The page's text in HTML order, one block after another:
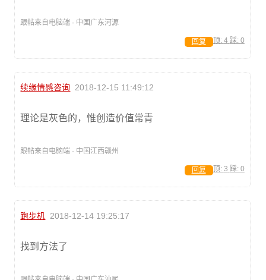
跟帖来自电脑端 · 中国广东河源
顶: 4 踩: 0
回复
续缘情感咨询 2018-12-15 11:49:12
理论是灰色的，惟创造价值常青
跟帖来自电脑端 · 中国江西赣州
顶: 3 踩: 0
回复
跑步机 2018-12-14 19:25:17
找到方法了